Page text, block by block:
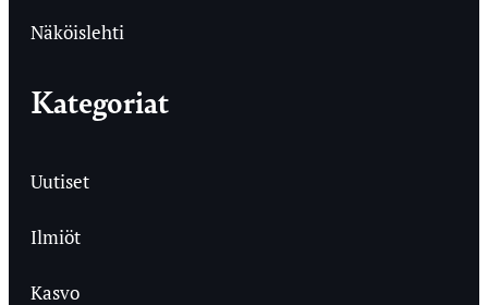
Näköislehti
Kategoriat
Uutiset
Ilmiöt
Kasvo